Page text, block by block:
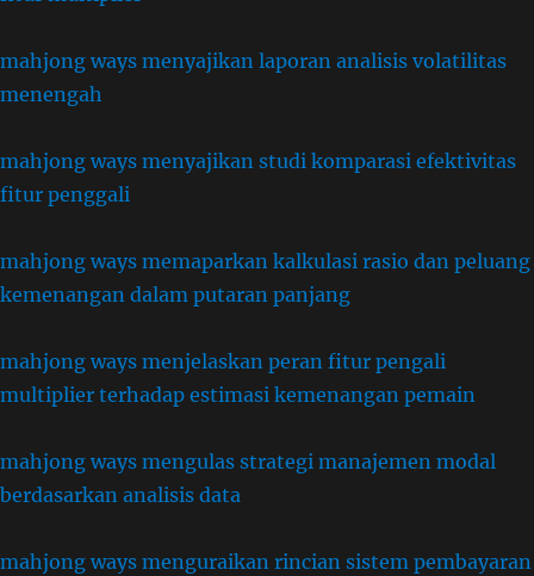
mahjong ways menyajikan laporan analisis volatilitas
menengah
mahjong ways menyajikan studi komparasi efektivitas
fitur penggali
mahjong ways memaparkan kalkulasi rasio dan peluang
kemenangan dalam putaran panjang
mahjong ways menjelaskan peran fitur pengali
multiplier terhadap estimasi kemenangan pemain
mahjong ways mengulas strategi manajemen modal
berdasarkan analisis data
mahjong ways menguraikan rincian sistem pembayaran